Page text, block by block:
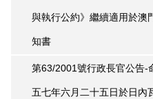
與執行公約》繼續適用於澳
知書
第63/2001號行政長官公告-
五七年六月二十五日於日內